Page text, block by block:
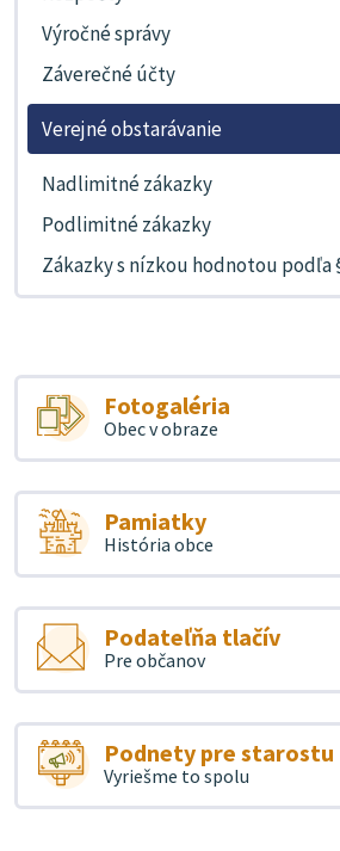
Výročné správy
Záverečné účty
Verejné obstarávanie
Nadlimitné zákazky
Podlimitné zákazky
Zákazky s nízkou hodnotou podľa
Fotogaléria
Obec v obraze
Pamiatky
História obce
Podateľňa tlačív
Pre občanov
Podnety pre starostu
Vyriešme to spolu